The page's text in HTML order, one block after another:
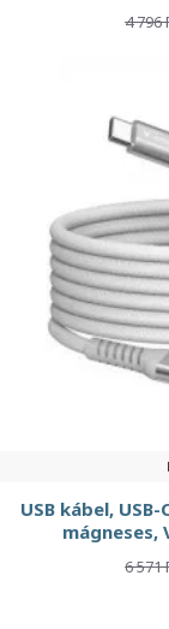
4 796
USB kábel, USB-
mágneses,
6 571